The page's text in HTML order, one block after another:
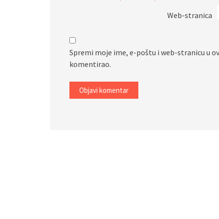
Web-stranica
Spremi moje ime, e-poštu i web-stranicu u
komentirao.